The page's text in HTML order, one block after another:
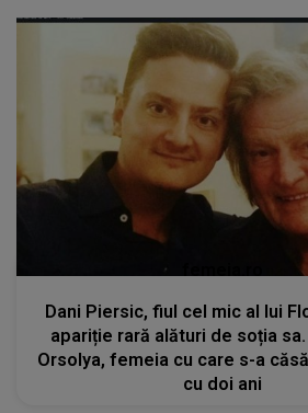
Dani Piersic, fiul cel mic al lui
apariție rară alături de soția
Orsolya, femeia cu care s-a
cu doi ani